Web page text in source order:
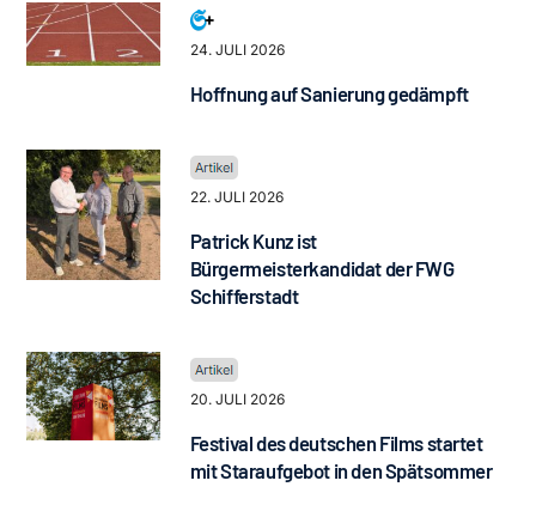
24. JULI 2026
Hoffnung auf Sanierung gedämpft
22. JULI 2026
Patrick Kunz ist
Bürgermeisterkandidat der FWG
Schifferstadt
20. JULI 2026
Festival des deutschen Films startet
mit Staraufgebot in den Spätsommer